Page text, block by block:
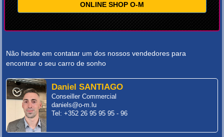
ONLINE SHOP O-M
Não hesite em contatar um dos nossos vendedores para
encontrar o seu carro de sonho
Daniel SANTIAGO
Conseiller Commercial
daniels@o-m.lu
Tel: +352 26 95 95 95 - 96